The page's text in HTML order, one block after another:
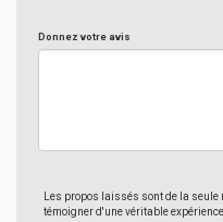
Donnez votre avis
Les propos laissés sont de la
témoigner d'une véritable